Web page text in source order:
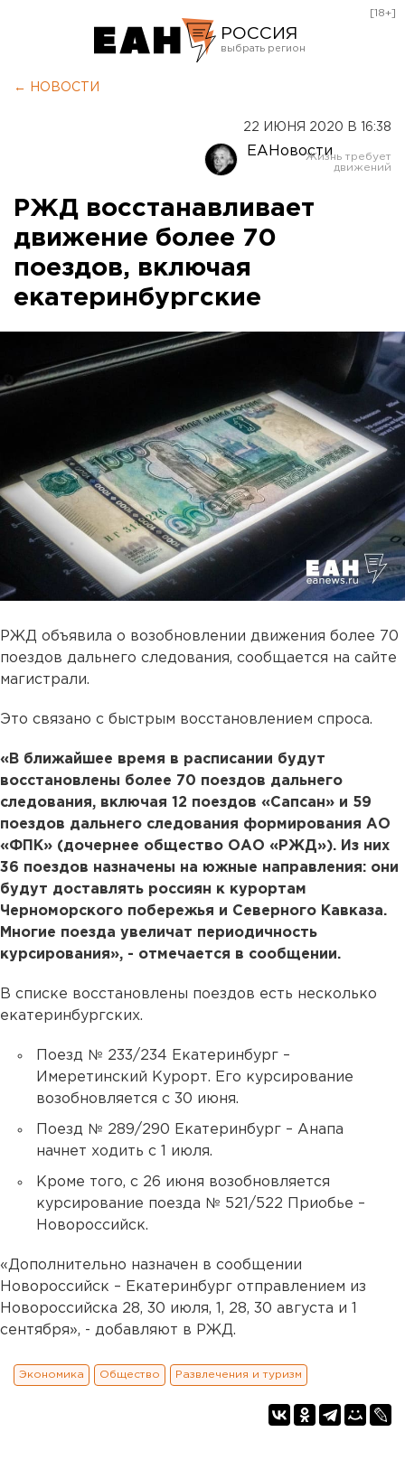
РОССИЯ
Оренбург
[18+]
← НОВОСТИ
22 ИЮНЯ 2020 В 16:38
ЕАНовости
РЖД восстанавливает
движение более 70
поездов, включая
екатеринбургские
РЖД объявила о возобновлении движения более 70
поездов дальнего следования, сообщается на сайте
магистрали.
Это связано с быстрым восстановлением спроса.
«В ближайшее время в расписании будут
восстановлены более 70 поездов дальнего
следования, включая 12 поездов «Сапсан» и 59
поездов дальнего следования формирования АО
«ФПК» (дочернее общество ОАО «РЖД»). Из них
36 поездов назначены на южные направления: они
будут доставлять россиян к курортам
Черноморского побережья и Северного Кавказа.
Многие поезда увеличат периодичность
курсирования», - отмечается в сообщении.
В списке восстановлены поездов есть несколько
екатеринбургских.
Поезд № 233/234 Екатеринбург –
Имеретинский Курорт. Его курсирование
возобновляется с 30 июня.
Поезд № 289/290 Екатеринбург – Анапа
начнет ходить с 1 июля.
Кроме того, с 26 июня возобновляется
курсирование поезда № 521/522 Приобье –
Новороссийск.
«Дополнительно назначен в сообщении
Новороссийск – Екатеринбург отправлением из
Новороссийска 28, 30 июля, 1, 28, 30 августа и 1
сентября», - добавляют в РЖД.
Экономика Общество Развлечения и туризм